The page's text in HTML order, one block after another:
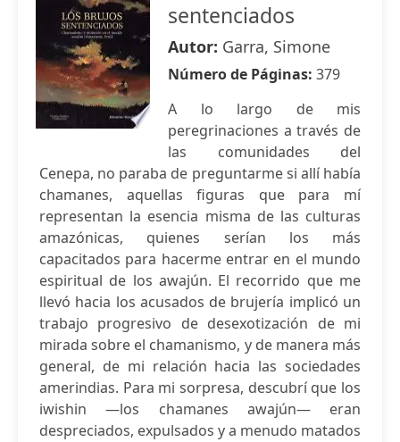
sentenciados
Autor: Garra, Simone
Número de Páginas: 379
A lo largo de mis
peregrinaciones a través de
las comunidades del
Cenepa, no paraba de preguntarme si allí había
chamanes, aquellas figuras que para mí
representan la esencia misma de las culturas
amazónicas, quienes serían los más
capacitados para hacerme entrar en el mundo
espiritual de los awajún. El recorrido que me
llevó hacia los acusados de brujería implicó un
trabajo progresivo de desexotización de mi
mirada sobre el chamanismo, y de manera más
general, de mi relación hacia las sociedades
amerindias. Para mi sorpresa, descubrí que los
iwishin —los chamanes awajún— eran
despreciados, expulsados y a menudo matados